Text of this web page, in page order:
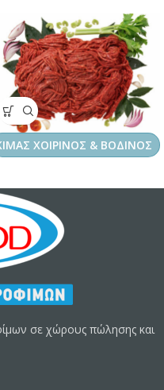
ΧΟΙΡΙΝΟΣ & ΒΟΔΙΝΟΣ
σε χώρους πώλησης και